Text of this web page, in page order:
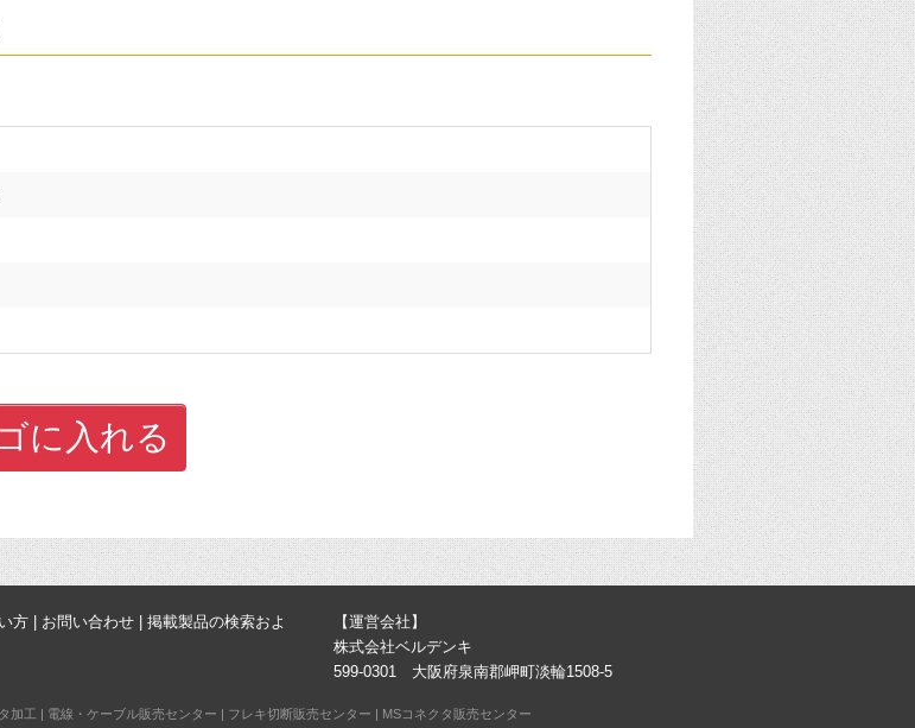
に入れる
方 お問い合わせ
掲載製品の検索およ
【運営会社】
株式会社ベルデンキ
599-0301 大阪府泉南郡岬町淡輪1508-5
加工 | 電線・ケーブル販売センター | フレキ切断販売センター | MSコネクタ販売センター